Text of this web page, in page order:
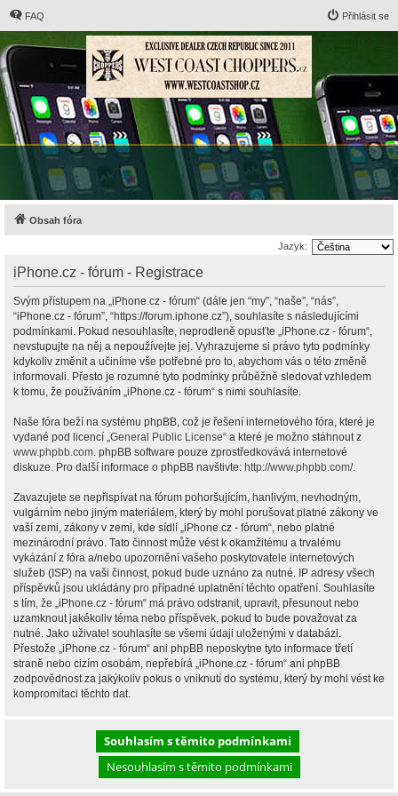
FAQ Přihlásit se
Obsah fóra
Jazyk:
iPhone.cz - fórum - Registrace
Svým přístupem na „iPhone.cz - fórum“ (dále jen “my”, “naše”, “nás”,
“iPhone.cz - fórum”, “https://forum.iphone.cz”), souhlasíte s následujícími
podmínkami. Pokud nesouhlasíte, neprodleně opusťte „iPhone.cz - fórum“,
nevstupujte na něj a nepoužívejte jej. Vyhrazujeme si právo tyto podmínky
kdykoliv změnit a učiníme vše potřebné pro to, abychom vás o této změně
informovali. Přesto je rozumné tyto podmínky průběžně sledovat vzhledem
k tomu, že používáním „iPhone.cz - fórum“ s nimi souhlasíte.
Naše fóra beží na systému phpBB, což je řešení internetového fóra, které je
vydané pod licencí „General Public License“ a které je možno stáhnout z
www.phpbb.com. phpBB software pouze zprostředkovává internetové
diskuze. Pro další informace o phpBB navštivte: http://www.phpbb.com/.
Zavazujete se nepřispívat na fórum pohoršujícím, hanlivým, nevhodným,
vulgárním nebo jiným materiálem, který by mohl porušovat platné zákony ve
vaší zemi, zákony v zemi, kde sídlí „iPhone.cz - fórum“, nebo platné
mezinárodní právo. Tato činnost může vést k okamžitému a trvalému
vykázání z fóra a/nebo upozornění vašeho poskytovatele internetových
služeb (ISP) na vaši činnost, pokud bude uznáno za nutné. IP adresy všech
příspěvků jsou ukládány pro případné uplatnění těchto opatření. Souhlasíte
s tím, že „iPhone.cz - fórum“ má právo odstranit, upravit, přesunout nebo
uzamknout jakékoliv téma nebo příspěvek, pokud to bude považovat za
nutné. Jako uživatel souhlasíte se všemi údaji uloženými v databázi.
Přestože „iPhone.cz - fórum“ ani phpBB neposkytne tyto informace třetí
straně nebo cizím osobám, nepřebírá „iPhone.cz - fórum“ ani phpBB
zodpovědnost za jakýkoliv pokus o vniknutí do systému, který by mohl vést ke
kompromitaci těchto dat.